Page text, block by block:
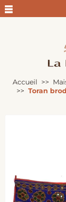
Accueil
Toran